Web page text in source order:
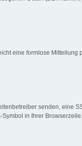
eine formlose Mitteilung
senden, eine
in Ihrer Browserzeile.